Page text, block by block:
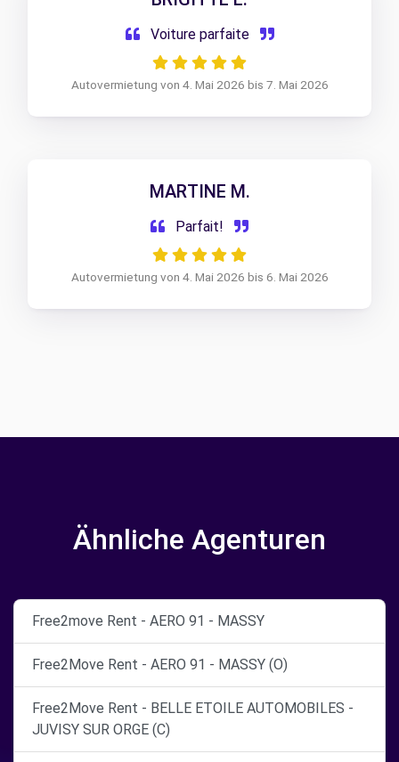
Voiture parfaite
Autovermietung von 4. Mai 2026 bis 7. Mai 2026
MARTINE M.
Parfait!
Autovermietung von 4. Mai 2026 bis 6. Mai 2026
Ähnliche Agenturen
Free2move Rent - AERO 91 - MASSY
Free2Move Rent - AERO 91 - MASSY (O)
Free2Move Rent - BELLE ETOILE AUTOMOBILES -
JUVISY SUR ORGE (C)